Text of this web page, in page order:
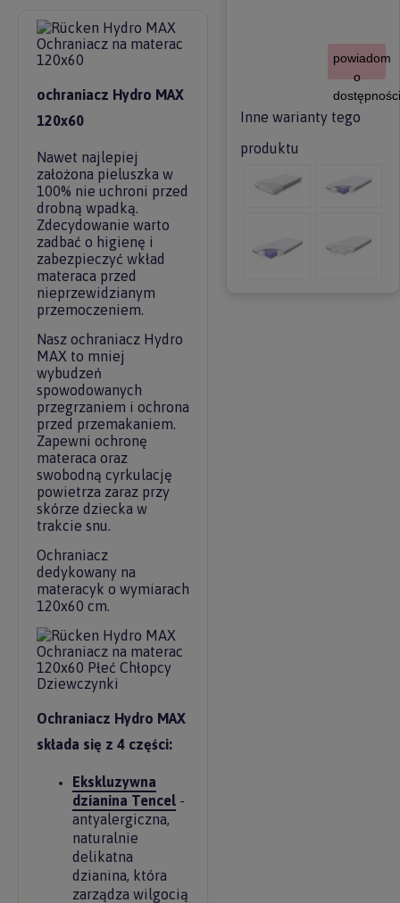
ochraniacz Hydro MAX
120x60
Nawet najlepiej
założona pieluszka w
100% nie uchroni przed
drobną wpadką.
Zdecydowanie warto
zadbać o higienę i
zabezpieczyć wkład
materaca przed
nieprzewidzianym
przemoczeniem.
Nasz ochraniacz Hydro
MAX to mniej
wybudzeń
spowodowanych
przegrzaniem i ochrona
przed przemakaniem.
Zapewni ochronę
materaca oraz
swobodną cyrkulację
powietrza zaraz przy
skórze dziecka w
trakcie snu.
Ochraniacz
dedykowany na
materacyk o wymiarach
120x60 cm.
Ochraniacz Hydro MAX
składa się z 4 części:
Ekskluzywna
dzianina Tencel -
antyalergiczna,
naturalnie
delikatna
dzianina, która
zarządza wilgocią
powiadom
o
dostępności
Inne warianty tego
produktu